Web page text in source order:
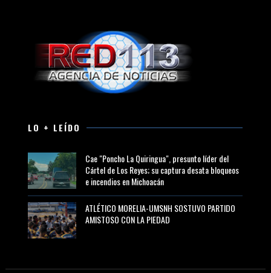
LO + LEÍDO
Cae "Poncho La Quiringua", presunto líder del
Cártel de Los Reyes; su captura desata bloqueos
e incendios en Michoacán
ATLÉTICO MORELIA-UMSNH SOSTUVO PARTIDO
AMISTOSO CON LA PIEDAD